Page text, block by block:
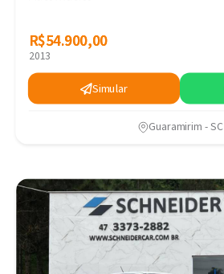
R$54.900,00
R$54.900,00
2013
Simular
Guaramirim - SC